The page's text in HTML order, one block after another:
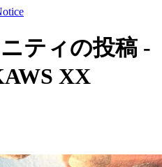
ティの投稿 -
XX